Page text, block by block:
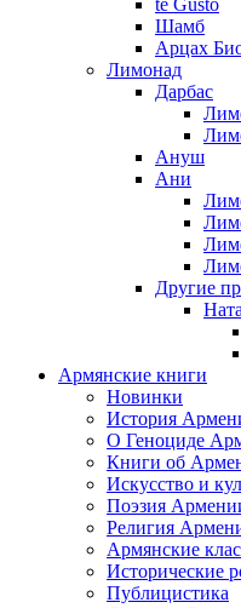
te Gusto
Шамб
Арцах
Лимонад
Дарбас
Ануш
Ани
Другие
Армянские книги
Новинки
История
О Геноциде
Книги об
Иcкусство и
Поэзия
Религия
Армянские
Исторические
Публицистика